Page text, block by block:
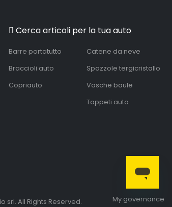
Cerca articoli per la tua auto
Barre portatutto
Braccioli auto
Copriauto
Catene da neve
Spazzole tergicristallo
Vasche baule
Tappeti auto
My governance
srl. All Rights Reserved.